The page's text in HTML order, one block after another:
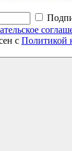
с Политикой